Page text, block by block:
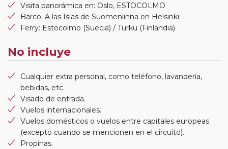
Visita panorámica en: Oslo, ESTOCOLMO
Barco: A las Islas de Suomenlinna en Helsinki
Ferry: Estocolmo (Suecia) / Turku (Finlandia)
No incluye
Cualquier extra personal, como teléfono, lavandería,
bebidas, etc.
Visado de entrada.
Vuelos internacionales.
Vuelos domésticos o vuelos entre capitales europeas
(excepto cuando se mencionen en el circuito).
Propinas.